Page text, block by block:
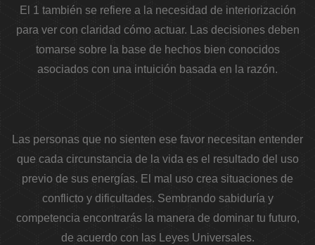
El 1 también se refiere a la necesidad de interiorización
para ver con claridad cómo actuar. Las decisiones deben
tomarse sobre la base de hechos bien conocidos
asociados con una intuición basada en la razón.
Las personas que no sienten ese favor necesitan entender
que cada circunstancia de la vida es el resultado del uso
previo de sus energías. El mal uso crea situaciones de
conflicto y dificultades. Sembrando sabiduría y
competencia encontrarás la manera de dominar tu futuro,
de acuerdo con las Leyes Universales.